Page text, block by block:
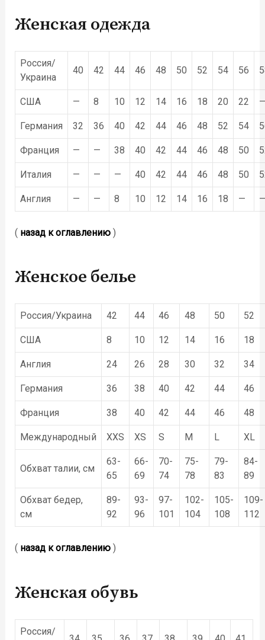
Женская одежда
Россия/
Украина
40 42 44 46 48 50 52 54 56
США — 8 10 12 14 16 18 20 22
Германия 32 36 40 42 44 46 48 52 54
Франция — — 38 40 42 44 46 48 50
Италия — — — 40 42 44 46 48 50
Англия — — 8 10 12 14 16 18 —
( назад к оглавлению )
Женское белье
Россия/Украина 42 44 46 48 50 52
США 8 10 12 14 16 18
Англия 24 26 28 30 32 34
Германия 36 38 40 42 44 46
Франция 38 40 42 44 46 48
Международный XXS XS S M L XL
Обхват талии, см
63-
65
66-
69
70-
74
75-
78
79-
83
84-
89
Обхват бедер,
см
89-
92
93-
96
97-
101
102-
104
105-
108
109-
112
( назад к оглавлению )
Женская обувь
Россия/